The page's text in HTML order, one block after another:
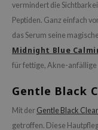
vermindert die
Peptiden. Ganz einfach
das Serum seine
Midnight Blue
für fettige, Akne-anfällige
Gentle Black
Mit der Gentle Black
getroffen. Diese